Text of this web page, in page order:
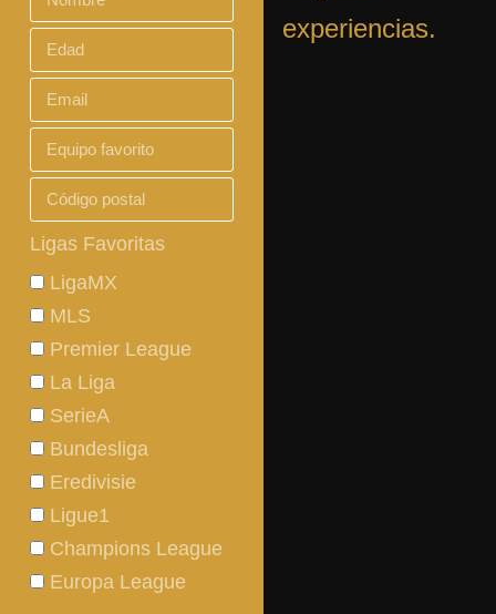
Ligas Favoritas
LigaMX
MLS
Premier League
La Liga
SerieA
Bundesliga
Eredivisie
Ligue1
Champions League
Europa League
experiencias.